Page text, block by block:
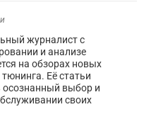
журналист с
и анализе
на обзорах новых
Её статьи
осознанный выбор и
своих